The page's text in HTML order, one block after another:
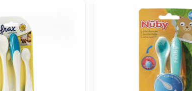
maximale prijswaarden aan te passen.